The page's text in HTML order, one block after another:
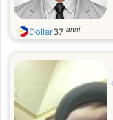
Dollar37 anni